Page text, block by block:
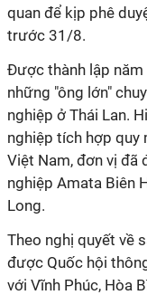
quan để kịp phê
trước 31/8.
Được thành lập
những "ông lớn"
nghiệp ở Thái Lan.
nghiệp tích hợp quy
Việt Nam, đơn vị đã
nghiệp Amata Biên
Long.
Theo nghị quyết về
được Quốc hội
với Vĩnh Phúc, Hòa